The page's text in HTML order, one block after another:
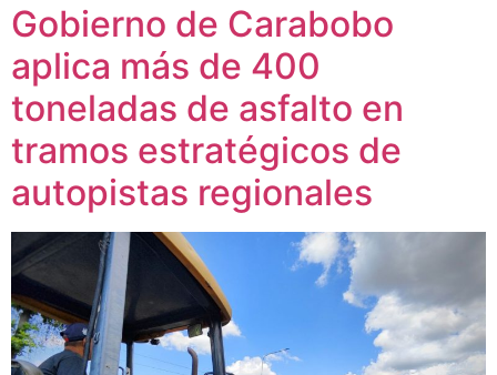
Gobierno de Carabobo
aplica más de 400
toneladas de asfalto en
tramos estratégicos de
autopistas regionales